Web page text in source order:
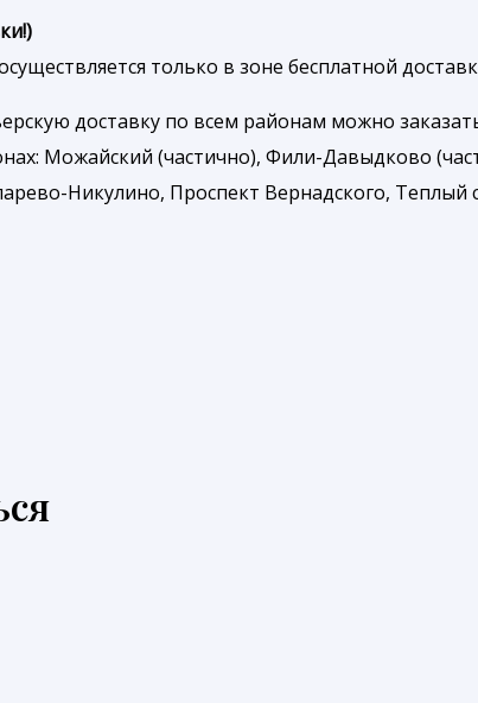
только в зоне бесплатной
доставку по всем районам можно
Можайский (частично), Фили-Давыдково
Никулино, Проспект Вернадского, Теплый